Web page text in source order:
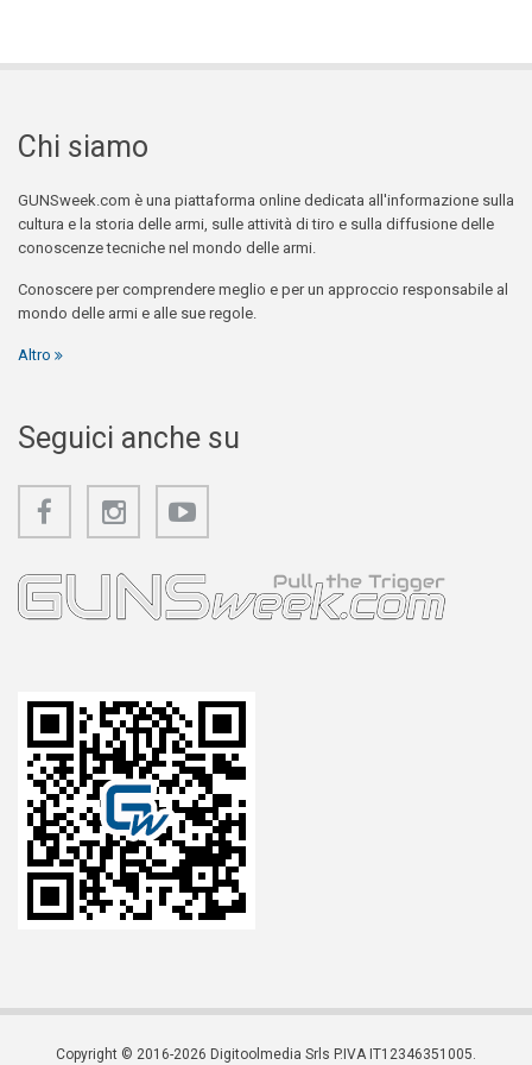
Chi siamo
GUNSweek.com è una piattaforma online dedicata all'informazione sulla
cultura e la storia delle armi, sulle attività di tiro e sulla diffusione delle
conoscenze tecniche nel mondo delle armi.
Conoscere per comprendere meglio e per un approccio responsabile al
mondo delle armi e alle sue regole.
Altro
Seguici anche su
Copyright © 2016-2026 Digitoolmedia Srls P.IVA IT12346351005.